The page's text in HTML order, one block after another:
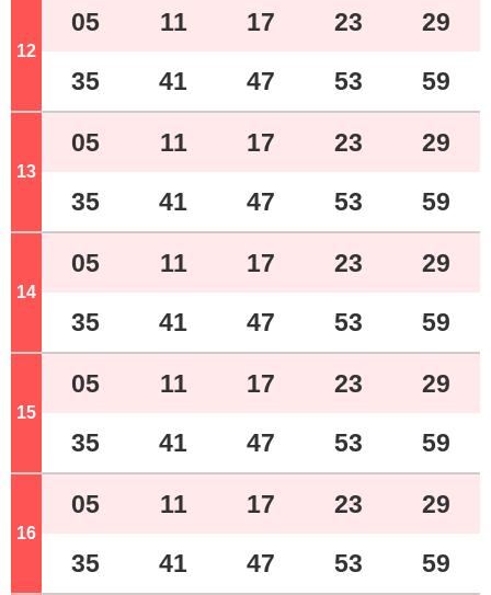
12
05 11 17 23 29
35 41 47 53 59
13
05 11 17 23 29
35 41 47 53 59
14
05 11 17 23 29
35 41 47 53 59
15
05 11 17 23 29
35 41 47 53 59
16
05 11 17 23 29
35 41 47 53 59